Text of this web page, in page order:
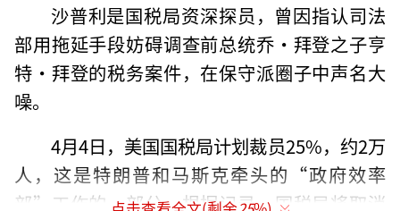
沙普利是国税局资深探员，曾因指认司法
部用拖延手段妨碍调查前总统乔·拜登之子亨
特·拜登的税务案件，在保守派圈子中声名大
噪。
4月4日，美国国税局计划裁员25%，约2万
人，这是特朗普和马斯克牵头的“政府效率
部”工作的一部分。根据记录，国税局将取消